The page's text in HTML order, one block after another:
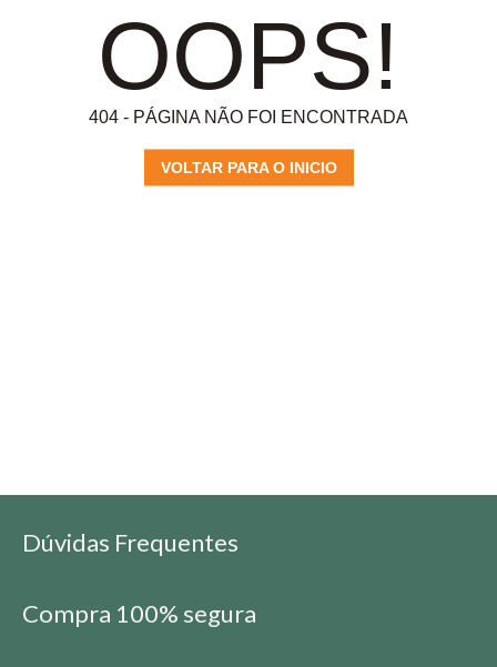
OOPS!
404 - PÁGINA NÃO FOI ENCONTRADA
VOLTAR PARA O INICIO
Dúvidas Frequentes
Compra 100% segura